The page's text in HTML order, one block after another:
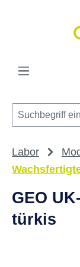
Zum
Labor
GEO
türkis